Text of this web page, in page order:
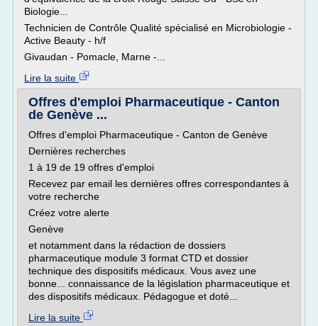
Biologie...
Technicien de Contrôle Qualité spécialisé en Microbiologie -
Active Beauty - h/f
Givaudan - Pomacle, Marne -...
Lire la suite
Offres d'emploi Pharmaceutique - Canton
de Genève ...
Offres d'emploi Pharmaceutique - Canton de Genève
Dernières recherches
1 à 19 de 19 offres d'emploi
Recevez par email les dernières offres correspondantes à
votre recherche
Créez votre alerte
Genève
et notamment dans la rédaction de dossiers
pharmaceutique module 3 format CTD et dossier
technique des dispositifs médicaux. Vous avez une
bonne... connaissance de la législation pharmaceutique et
des dispositifs médicaux. Pédagogue et doté...
Lire la suite